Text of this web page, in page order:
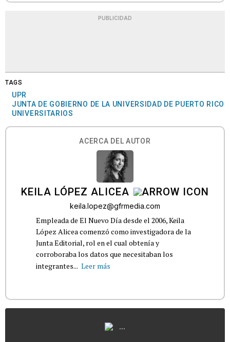
PUBLICIDAD
TAGS
UPR
JUNTA DE GOBIERNO DE LA UNIVERSIDAD DE PUERTO RICO
UNIVERSITARIOS
ACERCA DEL AUTOR
KEILA LÓPEZ ALICEA
keila.lopez@gfrmedia.com
Empleada de El Nuevo Día desde el 2006, Keila
López Alicea comenzó como investigadora de la
Junta Editorial, rol en el cual obtenía y
corroboraba los datos que necesitaban los
integrantes... Leer más
...